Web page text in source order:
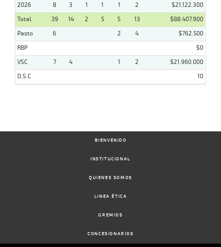
2026 8 3 1 1 1 2
$21.122.300
Total
39 14 2 5 5 13
$88.407.900
Pasto
6 2 4
$762.500
RBP
$0
VSC
7 4 1 2
$21.960.000
D.S.C
10
BIENVENIDO
INSTITUCIONAL
QUIENES SOMOS
LINEA ÉTICA
GREMIOS
CONCESIONARIOS